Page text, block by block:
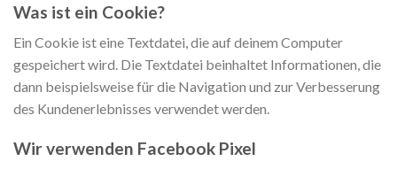
Was ist ein Cookie?
Ein Cookie ist eine Textdatei, die auf deinem Computer
gespeichert wird. Die Textdatei beinhaltet Informationen, die
dann beispielsweise für die Navigation und zur Verbesserung
des Kundenerlebnisses verwendet werden.
Wir verwenden Facebook Pixel